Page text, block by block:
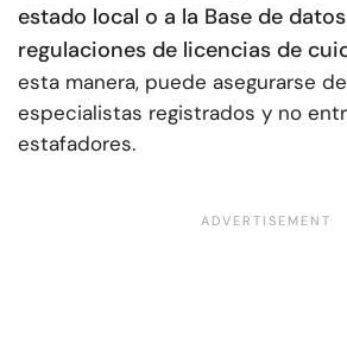
estado local o a la Base de
regulaciones de licencias de
esta manera, puede asegurarse
especialistas registrados y no
estafadores.